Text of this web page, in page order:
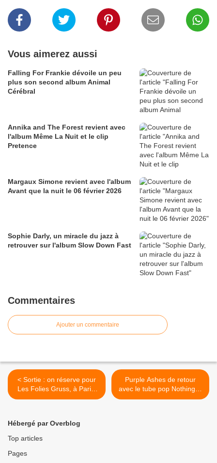
Vous aimerez aussi
Falling For Frankie dévoile un peu
plus son second album Animal
Cérébral
Annika and The Forest revient avec
l'album Même La Nuit et le clip
Pretence
Margaux Simone revient avec l'album
Avant que la nuit le 06 février 2026
Sophie Darly, un miracle du jazz à
retrouver sur l'album Slow Down Fast
Commentaires
Ajouter un commentaire
< Sortie : on réserve pour
Les Folies Gruss, à Paris,
dès le 18 septembre 2021
Purple Ashes de retour
avec le tube pop Nothing is
Better >
Hébergé par Overblog
Top articles
Pages